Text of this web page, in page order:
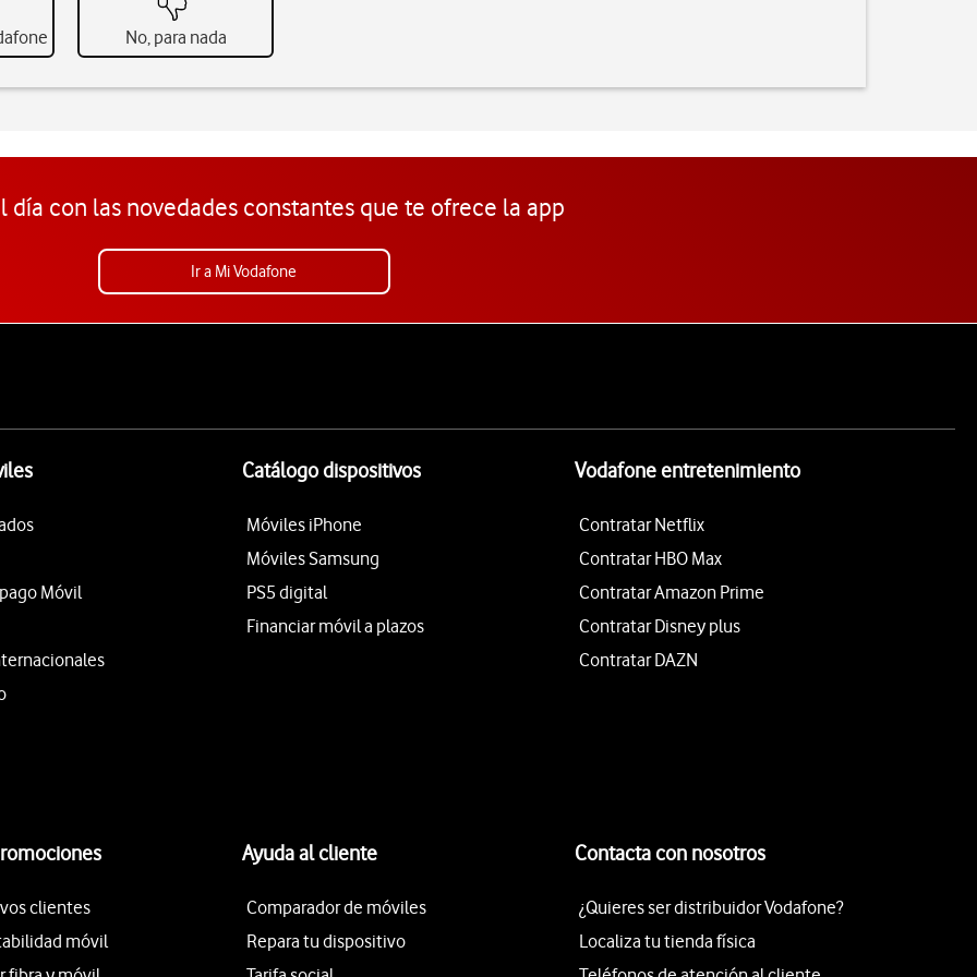
No, para nada
día con las novedades constantes que te ofrece la app
Ir a Mi Vodafone
Móvil
Catálogo dispositivos
Móviles iPhone
Móviles Samsung
PS5 digital
Financiar móvil a plazos
Vodafone entretenimiento
Contratar Netflix
Contratar HBO Max
Contratar Amazon Prime
Contratar Disney plus
Contratar DAZN
clientes
móvil
Ayuda al cliente
Comparador de móviles
Repara tu dispositivo
Contacta con nosotros
¿Quieres ser distribuidor Vodafone?
Localiza tu tienda física